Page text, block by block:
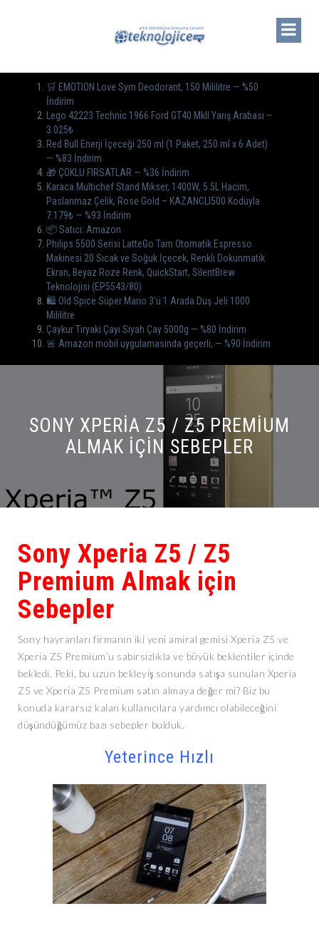
🛒 EMOTION Love Sym Deodorant, 150 Mililitre — %50
İndirim
Lego 42223 Technic 1966 Ford GT40 MkII Yarış Arabası –
3.025₺
Red Bull Enerji İçeceği 250 ml (1 Paket, 250 ml x 6 Adet)
— %83 İndirim
🎁 ÇOKLU FIRSATLAR — %36 İndirim
Karaca Multichef Stand Mikser, 1400W, 5.5L Hacim,
Paslanmaz Çelik, Rose Gold – KAZANCLI500 Koduyla
7.179₺ — %93 İndirim
📦 Satıcı: Amazon
Philips 5500 Serisi LatteGo Tam Otomatik Espresso
Makinesi 20 Sıcak ve Soğuk İçecek, Renkli Dokunmatik
Ekran, Beyaz Roze Renk, QuickStart, SilentBrew
Teknolojisi (EP5543/80)
🛍️ Old Spice Süper Mario 3’ü 1 Arada Duş Jeli 1000
Mililitre
Çaykur Tiryaki Çayı Siyah Çay 5000g — %80 İndirim
🚨 Amazon mobil uygulamasında geçerli, — %90 İndirim
SONY XPERIA Z5 / Z5 PREMIUM
ALMAK IÇIN SEBEPLER
Sony Xperia Z5 / Z5
Premium Almak için
Sebepler
Sony hayranları firmanın iki yeni amiral gemisi Xperia Z5 ve
Xperia Z5 Premium’u sabırsızlıkla ve büyük beklentiler içinde
bekledi. Peki, bu uzun bekleyiş sonunda satışa sunulan Xperia
Z5 ve Xperia Z5 Premium satın almaya değer mi? Biz bu
konuda kararsız kalan kullanıcılara yardımcı olabileceğini
düşündüğümüz bazı sebepler bulduk.
Yeterince Hızlı